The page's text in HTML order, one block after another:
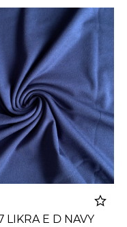
LIKRA E D NAVY